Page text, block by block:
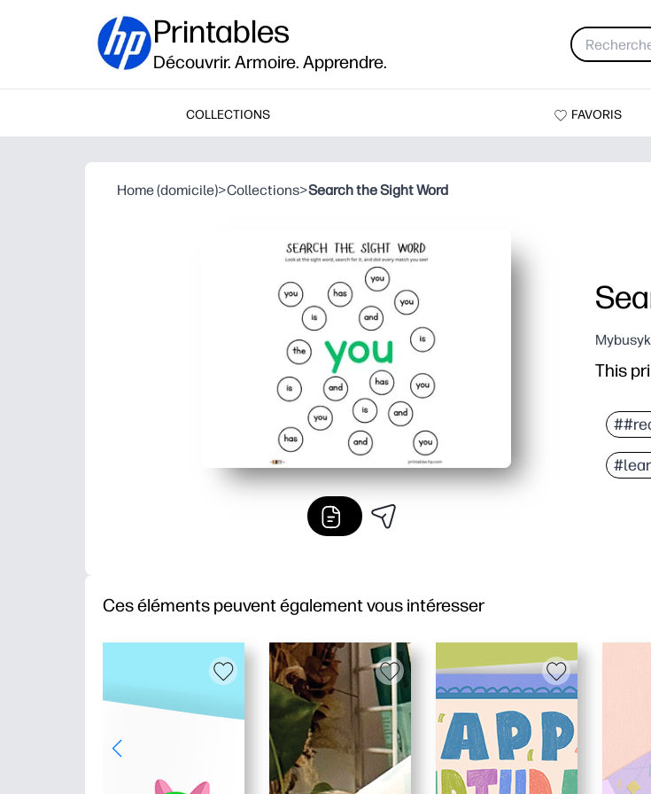
Printables
Découvrir. Armoire. Apprendre.
COLLECTIONS FAVORIS
Home (domicile)>Collections>Search the Sight Word
This
Ces éléments peuvent également vous intéresser